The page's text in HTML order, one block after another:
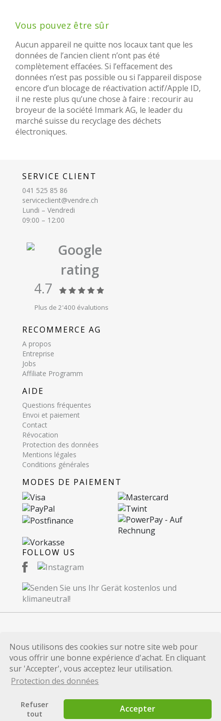
Nous utilisons des cookies sur notre site web pour
vous offrir une bonne expérience d'achat. En cliquant
sur 'Accepter', vous acceptez leur utilisation.
Protection des données
Refuser
tout
Accepter
Vous pouvez être sûr
Aucun appareil ne quitte nos locaux tant que les
données de l’ancien client n’ont pas été
complètement effacées. Si l’effacement des
données n’est pas possible ou si l’appareil dispose
encore d’un blocage de réactivation actif/Apple ID,
il ne reste plus qu’une chose à faire : recourir au
broyeur de la société Immark AG, le leader du
marché suisse du recyclage des déchets
électroniques.
SERVICE CLIENT
041 525 85 86
serviceclient@vendre.ch
Lundi – Vendredi
09:00 – 12:00
Google
rating
4.7
Plus de 2'400 évalutions
RECOMMERCE AG
A propos
Entreprise
Jobs
Affiliate Programm
AIDE
Questions fréquentes
Envoi et paiement
Contact
Révocation
Protection des données
Mentions légales
Conditions générales
MODES DE PAIEMENT
FOLLOW US
© 2026 Recommerce SA. Proudly Made in
Switzerland.
Toutes les marques et références de produits
publiées sur ce site internet sont uniquement
marques et/ou les marques déposées de leurs
propriétaires respectifs.